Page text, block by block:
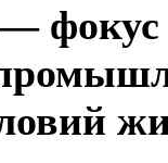
фокус